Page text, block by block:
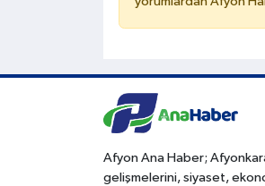
Afyon Ana Haber;
gelişmelerini, siyaset,